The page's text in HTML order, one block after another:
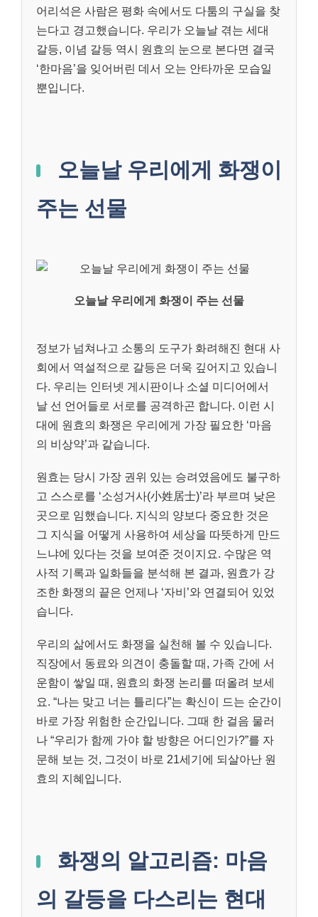
어리석은 사람은 평화 속에서도 다툼의 구실을 찾
는다고 경고했습니다. 우리가 오늘날 겪는 세대
갈등, 이념 갈등 역시 원효의 눈으로 본다면 결국
‘한마음’을 잊어버린 데서 오는 안타까운 모습일
뿐입니다.
오늘날 우리에게 화쟁이
주는 선물
오늘날 우리에게 화쟁이 주는 선물
정보가 넘쳐나고 소통의 도구가 화려해진 현대 사
회에서 역설적으로 갈등은 더욱 깊어지고 있습니
다. 우리는 인터넷 게시판이나 소셜 미디어에서
날 선 언어들로 서로를 공격하곤 합니다. 이런 시
대에 원효의 화쟁은 우리에게 가장 필요한 ‘마음
의 비상약’과 같습니다.
원효는 당시 가장 권위 있는 승려였음에도 불구하
고 스스로를 ‘소성거사(小姓居士)’라 부르며 낮은
곳으로 임했습니다. 지식의 양보다 중요한 것은
그 지식을 어떻게 사용하여 세상을 따뜻하게 만드
느냐에 있다는 것을 보여준 것이지요. 수많은 역
사적 기록과 일화들을 분석해 본 결과, 원효가 강
조한 화쟁의 끝은 언제나 ‘자비’와 연결되어 있었
습니다.
우리의 삶에서도 화쟁을 실천해 볼 수 있습니다.
직장에서 동료와 의견이 충돌할 때, 가족 간에 서
운함이 쌓일 때, 원효의 화쟁 논리를 떠올려 보세
요. “나는 맞고 너는 틀리다”는 확신이 드는 순간이
바로 가장 위험한 순간입니다. 그때 한 걸음 물러
나 “우리가 함께 가야 할 방향은 어디인가?”를 자
문해 보는 것, 그것이 바로 21세기에 되살아난 원
효의 지혜입니다.
화쟁의 알고리즘: 마음
의 갈등을 다스리는 현대